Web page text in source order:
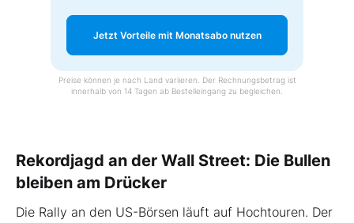
Jetzt Vorteile mit Monatsabo nutzen
Preise können je nach Land variieren. Der Rechnungsbetrag ist
innerhalb von 14 Tagen ab Bestelleingang zu begleichen.
Rekordjagd an der Wall Street: Die Bullen
bleiben am Drücker
Die Rally an den US-Börsen läuft auf Hochtouren. Der